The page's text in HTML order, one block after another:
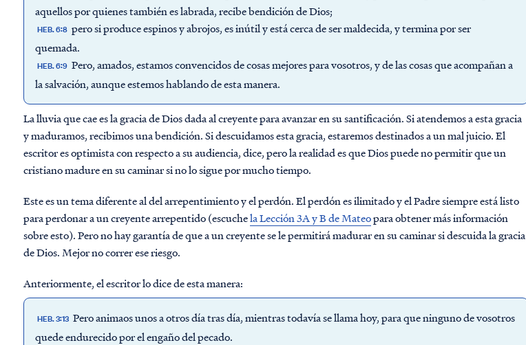
aquellos por quienes también es labrada, recibe bendición de Dios;
HEB. 6:8 pero si produce espinos y abrojos, es inútil y está cerca de ser maldecida, y termina por ser
quemada.
HEB. 6:9 Pero, amados, estamos convencidos de cosas mejores para vosotros, y de las cosas que acompañan a
la salvación, aunque estemos hablando de esta manera.
La lluvia que cae es la gracia de Dios dada al creyente para avanzar en su santificación. Si atendemos a esta gracia
y maduramos, recibimos una bendición. Si descuidamos esta gracia, estaremos destinados a un mal juicio. El
escritor es optimista con respecto a su audiencia, dice, pero la realidad es que Dios puede no permitir que un
cristiano madure en su caminar si no lo sigue por mucho tiempo.
Este es un tema diferente al del arrepentimiento y el perdón. El perdón es ilimitado y el Padre siempre está listo
para perdonar a un creyente arrepentido (escuchela Lección 3A y B de Mateopara obtener más información
sobre esto). Pero no hay garantía de que a un creyente se le permitirá madurar en su caminar si descuida la gracia
de Dios. Mejor no correr ese riesgo.
Anteriormente, el escritor lo dice de esta manera:
HEB. 3:13 Pero animaos unos a otros día tras día, mientras todavía se llama hoy, para que ninguno de vosotros
quede endurecido por el engaño del pecado.